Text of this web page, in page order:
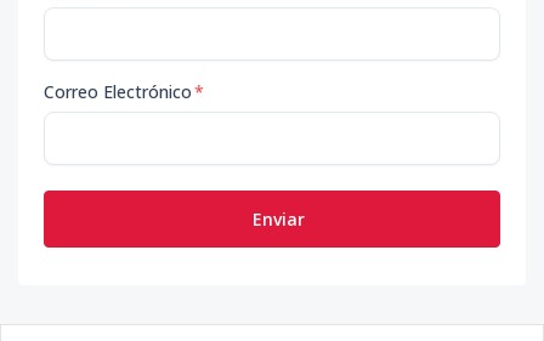
Correo Electrónico*
Enviar